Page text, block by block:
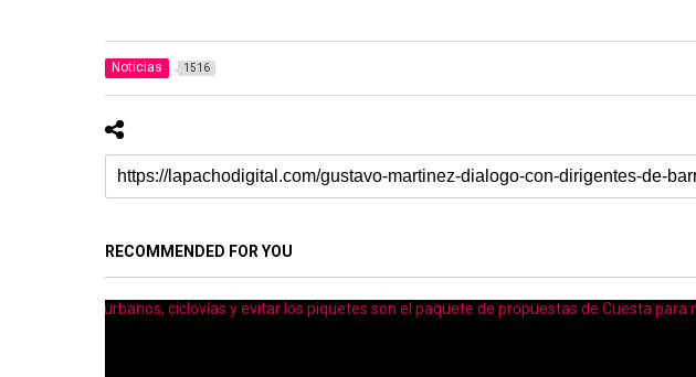
Noticias 1516
RECOMMENDED FOR YOU